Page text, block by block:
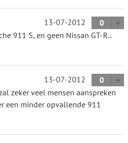
13-07-2012
0
911 S, en geen Nissan GT-R..
13-07-2012
0
zeker veel mensen aanspreken
een minder opvallende 911